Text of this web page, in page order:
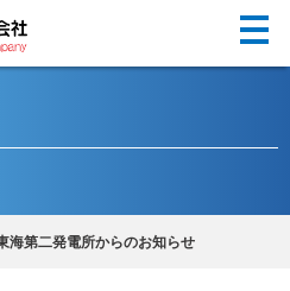
Menu
第二発電所からのお知らせ